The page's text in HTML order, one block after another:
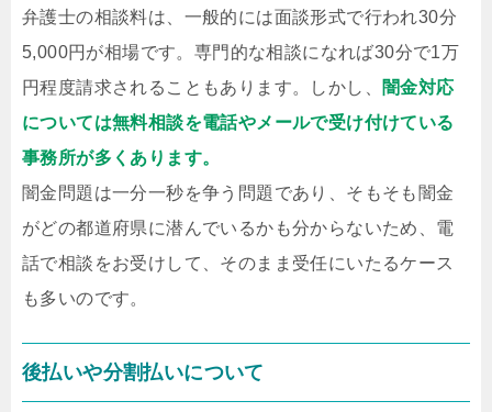
弁護士の相談料は、一般的には面談形式で行われ30分
5,000円が相場です。専門的な相談になれば30分で1万
円程度請求されることもあります。しかし、
闇金対応
については無料相談を電話やメールで受け付けている
事務所が多くあります。
闇金問題は一分一秒を争う問題であり、そもそも闇金
がどの都道府県に潜んでいるかも分からないため、電
話で相談をお受けして、そのまま受任にいたるケース
も多いのです。
後払いや分割払いについて